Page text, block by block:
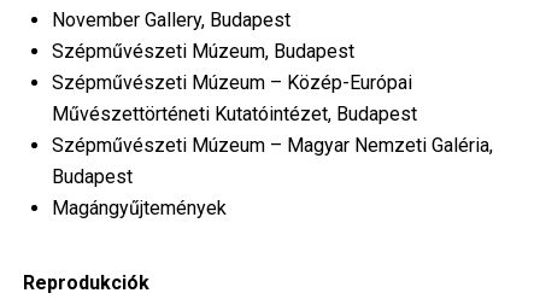
November Gallery, Budapest
Szépművészeti Múzeum, Budapest
Szépművészeti Múzeum – Közép-Európai
Művészettörténeti Kutatóintézet, Budapest
Szépművészeti Múzeum – Magyar Nemzeti Galéria,
Budapest
Magángyűjtemények
Reprodukciók